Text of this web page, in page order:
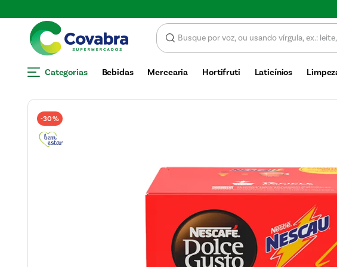
Categorias Bebidas Mercearia Hortifruti Laticínios
-30%